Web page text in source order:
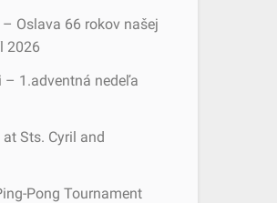
– Oslava 66 rokov našej
2026
1.adventná nedeľa
Sts. Cyril and
Pong Tournament